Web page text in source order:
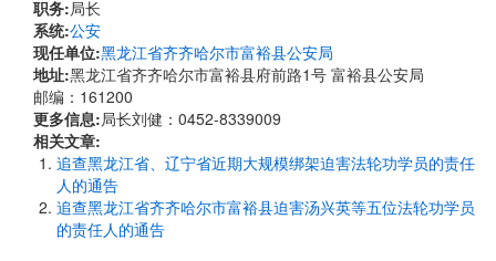
职务:局长
系统:公安
现任单位:黑龙江省齐齐哈尔市富裕县公安局
地址:黑龙江省齐齐哈尔市富裕县府前路1号 富裕县公安局
邮编：161200
更多信息:局长刘健：0452-8339009
相关文章:
追查黑龙江省、辽宁省近期大规模绑架迫害法轮功学员的责任
人的通告
追查黑龙江省齐齐哈尔市富裕县迫害汤兴英等五位法轮功学员
的责任人的通告